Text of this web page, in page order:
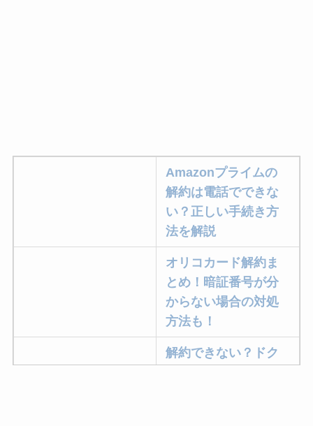
Amazonプライムの
解約は電話でできな
い？正しい手続き方
法を解説
オリコカード解約ま
とめ！暗証番号が分
からない場合の対処
方法も！
解約できない？ドク